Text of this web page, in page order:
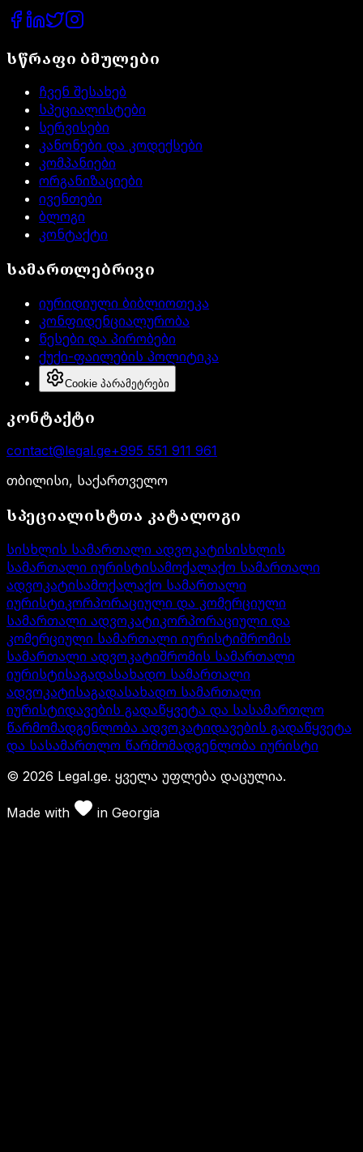
სწრაფი ბმულები
ჩვენ შესახებ
სპეციალისტები
სერვისები
კანონები და კოდექსები
კომპანიები
ორგანიზაციები
ივენთები
ბლოგი
კონტაქტი
სამართლებრივი
იურიდიული ბიბლიოთეკა
კონფიდენციალურობა
წესები და პირობები
ქუქი-ფაილების პოლიტიკა
Cookie პარამეტრები
კონტაქტი
contact@legal.ge+995 551 911 961
თბილისი, საქართველო
სპეციალისტთა კატალოგი
სისხლის სამართალი ადვოკატისისხლის
სამართალი იურისტისამოქალაქო სამართალი
ადვოკატისამოქალაქო სამართალი
იურისტიკორპორაციული და კომერციული
სამართალი ადვოკატიკორპორაციული და
კომერციული სამართალი იურისტიშრომის
სამართალი ადვოკატიშრომის სამართალი
იურისტისაგადასახადო სამართალი
ადვოკატისაგადასახადო სამართალი
იურისტიდავების გადაწყვეტა და სასამართლო
წარმომადგენლობა ადვოკატიდავების გადაწყვეტა
და სასამართლო წარმომადგენლობა იურისტი
© 2026 Legal.ge. ყველა უფლება დაცულია.
Made with in Georgia